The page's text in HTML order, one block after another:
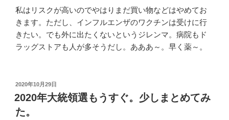
私はリスクが高いのでやはりまだ買い物などはやめてお
きます。ただし、インフルエンザのワクチンは受けに行
きたい。でも外に出たくないというジレンマ。病院もド
ラッグストアも人が多そうだし。あああ～。早く薬～。
投
稿
日:
2020年10月29日
2020年大統領選もうすぐ。少しまとめてみ
た。